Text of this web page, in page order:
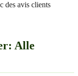
des avis clients
Alle